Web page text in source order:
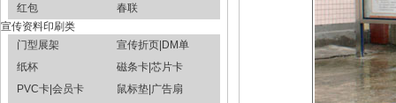
红包
春联
宣传资料印刷类
门型展架
宣传折页|DM单
纸杯
磁条卡|芯片卡
PVC卡|会员卡
鼠标垫|广告扇